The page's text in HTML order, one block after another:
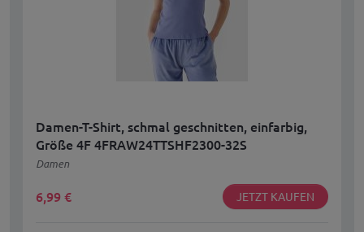
Damen-T-Shirt, schmal geschnitten, einfarbig,
Größe 4F 4FRAW24TTSHF2300-32S
Damen
6,99 € JETZT KAUFEN